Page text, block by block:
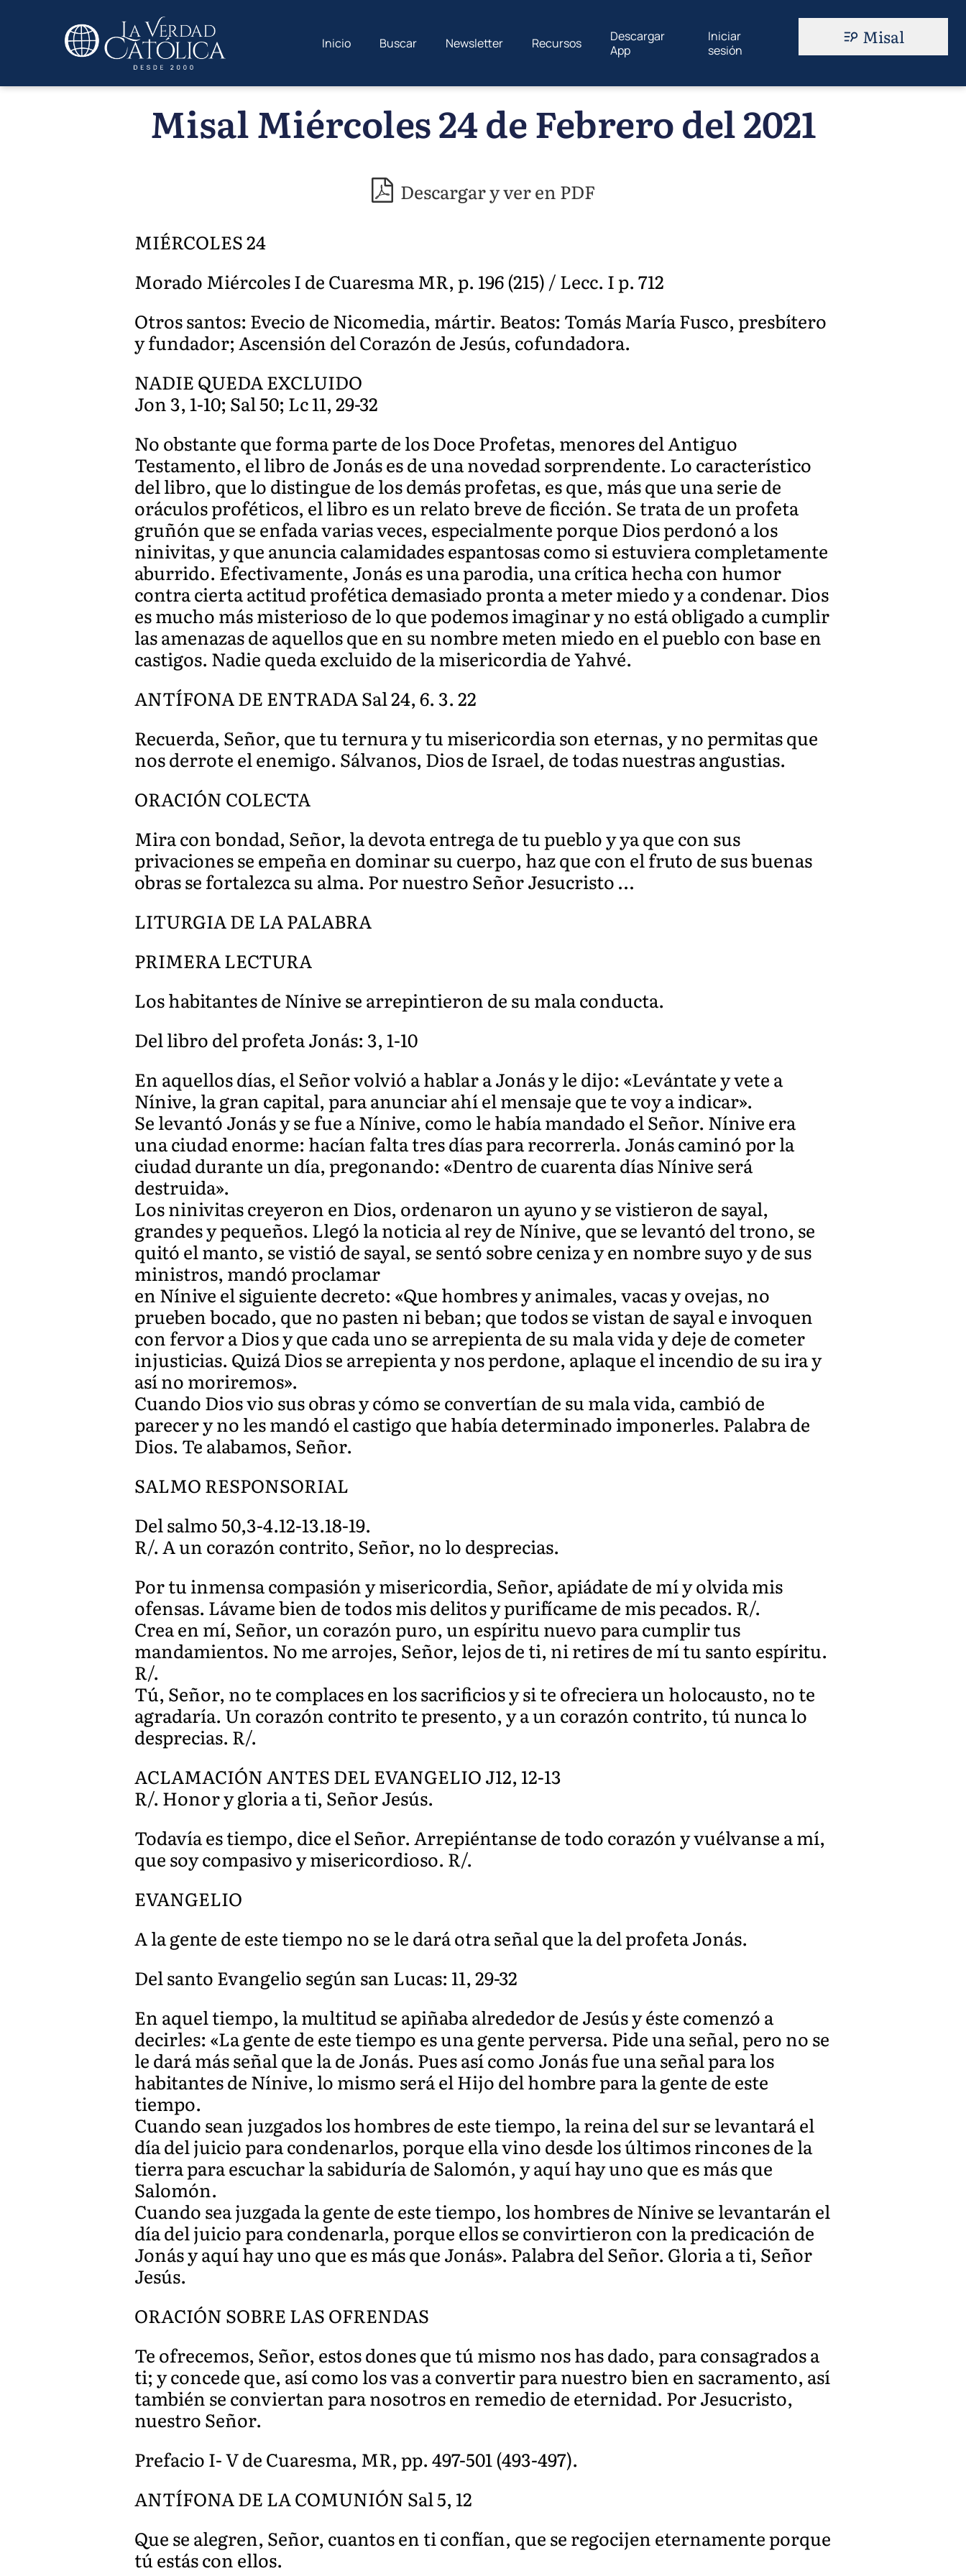
Inicio Buscar Newsletter Recursos
Descargar
App
Iniciar
sesión
Misal
Misal Miércoles 24 de Febrero del 2021
Descargar y ver en PDF
MIÉRCOLES 24
Morado Miércoles I de Cuaresma MR, p. 196 (215) / Lecc. I p. 712
Otros santos: Evecio de Nicomedia, mártir. Beatos: Tomás María Fusco, presbítero
y fundador; Ascensión del Corazón de Jesús, cofundadora.
NADIE QUEDA EXCLUIDO
Jon 3, 1-10; Sal 50; Lc 11, 29-32
No obstante que forma parte de los Doce Profetas, menores del Antiguo
Testamento, el libro de Jonás es de una novedad sorprendente. Lo característico
del libro, que lo distingue de los demás profetas, es que, más que una serie de
oráculos proféticos, el libro es un relato breve de ficción. Se trata de un profeta
gruñón que se enfada varias veces, especialmente porque Dios perdonó a los
ninivitas, y que anuncia calamidades espantosas como si estuviera completamente
aburrido. Efectivamente, Jonás es una parodia, una crítica hecha con humor
contra cierta actitud profética demasiado pronta a meter miedo y a condenar. Dios
es mucho más misterioso de lo que podemos imaginar y no está obligado a cumplir
las amenazas de aquellos que en su nombre meten miedo en el pueblo con base en
castigos. Nadie queda excluido de la misericordia de Yahvé.
ANTÍFONA DE ENTRADA Sal 24, 6. 3. 22
Recuerda, Señor, que tu ternura y tu misericordia son eternas, y no permitas que
nos derrote el enemigo. Sálvanos, Dios de Israel, de todas nuestras angustias.
ORACIÓN COLECTA
Mira con bondad, Señor, la devota entrega de tu pueblo y ya que con sus
privaciones se empeña en dominar su cuerpo, haz que con el fruto de sus buenas
obras se fortalezca su alma. Por nuestro Señor Jesucristo …
LITURGIA DE LA PALABRA
PRIMERA LECTURA
Los habitantes de Nínive se arrepintieron de su mala conducta.
Del libro del profeta Jonás: 3, 1-10
En aquellos días, el Señor volvió a hablar a Jonás y le dijo: «Levántate y vete a
Nínive, la gran capital, para anunciar ahí el mensaje que te voy a indicar».
Se levantó Jonás y se fue a Nínive, como le había mandado el Señor. Nínive era
una ciudad enorme: hacían falta tres días para recorrerla. Jonás caminó por la
ciudad durante un día, pregonando: «Dentro de cuarenta días Nínive será
destruida».
Los ninivitas creyeron en Dios, ordenaron un ayuno y se vistieron de sayal,
grandes y pequeños. Llegó la noticia al rey de Nínive, que se levantó del trono, se
quitó el manto, se vistió de sayal, se sentó sobre ceniza y en nombre suyo y de sus
ministros, mandó proclamar
en Nínive el siguiente decreto: «Que hombres y animales, vacas y ovejas, no
prueben bocado, que no pasten ni beban; que todos se vistan de sayal e invoquen
con fervor a Dios y que cada uno se arrepienta de su mala vida y deje de cometer
injusticias. Quizá Dios se arrepienta y nos perdone, aplaque el incendio de su ira y
así no moriremos».
Cuando Dios vio sus obras y cómo se convertían de su mala vida, cambió de
parecer y no les mandó el castigo que había determinado imponerles. Palabra de
Dios. Te alabamos, Señor.
SALMO RESPONSORIAL
Del salmo 50,3-4.12-13.18-19.
R/. A un corazón contrito, Señor, no lo desprecias.
Por tu inmensa compasión y misericordia, Señor, apiádate de mí y olvida mis
ofensas. Lávame bien de todos mis delitos y purifícame de mis pecados. R/.
Crea en mí, Señor, un corazón puro, un espíritu nuevo para cumplir tus
mandamientos. No me arrojes, Señor, lejos de ti, ni retires de mí tu santo espíritu.
R/.
Tú, Señor, no te complaces en los sacrificios y si te ofreciera un holocausto, no te
agradaría. Un corazón contrito te presento, y a un corazón contrito, tú nunca lo
desprecias. R/.
ACLAMACIÓN ANTES DEL EVANGELIO J12, 12-13
R/. Honor y gloria a ti, Señor Jesús.
Todavía es tiempo, dice el Señor. Arrepiéntanse de todo corazón y vuélvanse a mí,
que soy compasivo y misericordioso. R/.
EVANGELIO
A la gente de este tiempo no se le dará otra señal que la del profeta Jonás.
Del santo Evangelio según san Lucas: 11, 29-32
En aquel tiempo, la multitud se apiñaba alrededor de Jesús y éste comenzó a
decirles: «La gente de este tiempo es una gente perversa. Pide una señal, pero no se
le dará más señal que la de Jonás. Pues así como Jonás fue una señal para los
habitantes de Nínive, lo mismo será el Hijo del hombre para la gente de este
tiempo.
Cuando sean juzgados los hombres de este tiempo, la reina del sur se levantará el
día del juicio para condenarlos, porque ella vino desde los últimos rincones de la
tierra para escuchar la sabiduría de Salomón, y aquí hay uno que es más que
Salomón.
Cuando sea juzgada la gente de este tiempo, los hombres de Nínive se levantarán el
día del juicio para condenarla, porque ellos se convirtieron con la predicación de
Jonás y aquí hay uno que es más que Jonás». Palabra del Señor. Gloria a ti, Señor
Jesús.
ORACIÓN SOBRE LAS OFRENDAS
Te ofrecemos, Señor, estos dones que tú mismo nos has dado, para consagrados a
ti; y concede que, así como los vas a convertir para nuestro bien en sacramento, así
también se conviertan para nosotros en remedio de eternidad. Por Jesucristo,
nuestro Señor.
Prefacio I- V de Cuaresma, MR, pp. 497-501 (493-497).
ANTÍFONA DE LA COMUNIÓN Sal 5, 12
Que se alegren, Señor, cuantos en ti confían, que se regocijen eternamente porque
tú estás con ellos.